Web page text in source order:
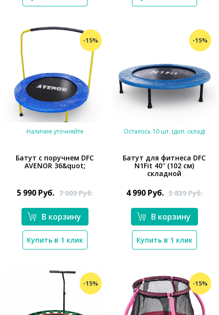
-15%
Наличие уточняйте
Батут с поручнем DFC
AVENOR 36&quot;
5 990 Руб. 7 009Руб.
В корзину
Купить в 1 клик
-15%
*}
Осталось 10 шт. (доп. склад)
Батут для фитнеса DFC
N1Fit 40'' (102 см)
складной
4 990 Руб. 5 839Руб.
В корзину
Купить в 1 клик
-15% -15%